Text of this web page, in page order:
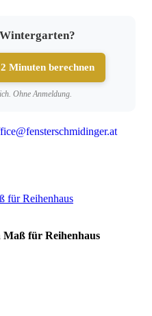
Minuten berechnen
Ohne Anmeldung.
Maß für Reihenhaus